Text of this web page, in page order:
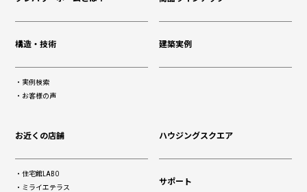
構造・技術 建築実例
実例検索
お客様の声
お近くの店舗 ハウジングスクエア
住宅館LABO
ミライエテラス
サポート